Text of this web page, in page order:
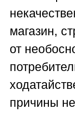
магазин,
от
причины